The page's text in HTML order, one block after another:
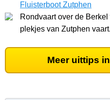
Fluisterboot Zutphen
Rondvaart over de
plekjes van Zutphen
Meer uittips